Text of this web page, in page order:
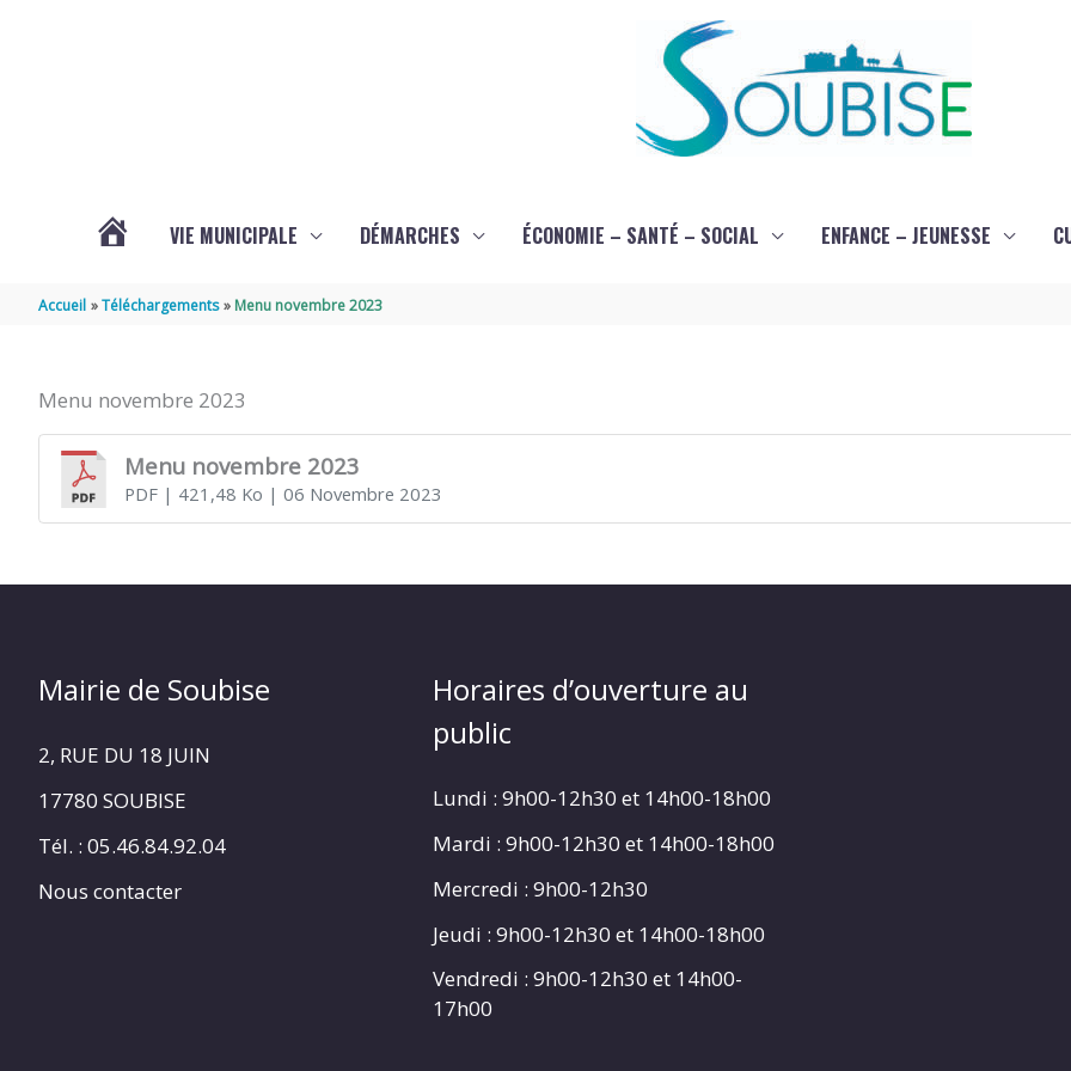
VIE MUNICIPALE DÉMARCHES ÉCONOMIE – SANTÉ – SOCIAL ENFANCE – JEUNESSE
Accueil Téléchargements Menu novembre 2023
Menu novembre 2023
Menu novembre 2023
PDF| 421,48 Ko | 06 Novembre 2023
Mairie de Soubise
2, RUE DU 18 JUIN
17780 SOUBISE
Tél. : 05.46.84.92.04
Nous contacter
Horaires d’ouverture au
public
Lundi : 9h00-12h30 et 14h00-18h00
Mardi : 9h00-12h30 et 14h00-18h00
Mercredi : 9h00-12h30
Jeudi : 9h00-12h30 et 14h00-18h00
Vendredi : 9h00-12h30 et 14h00-
17h00